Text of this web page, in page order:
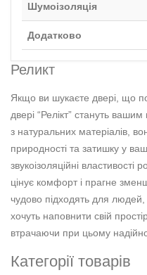
Шумоізоляція
Додатково
Реликт
Якщо ви шукаєте двері, що
двері “Релікт” стануть
з натуральних матеріалів,
природності та затишку у
звукоізоляційні властивості
цінує комфорт і прагне
чудово підходять для людей,
хочуть наповнити свій
втрачаючи при цьому
Категорії товарів